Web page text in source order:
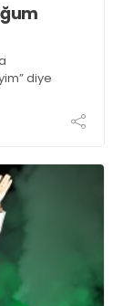
diye